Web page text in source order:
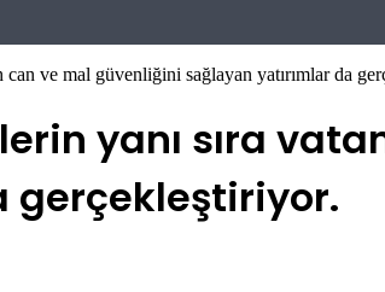
can ve mal güvenliğini sağlayan yatırımlar da
yanı sıra
gerçekleştiriyor.